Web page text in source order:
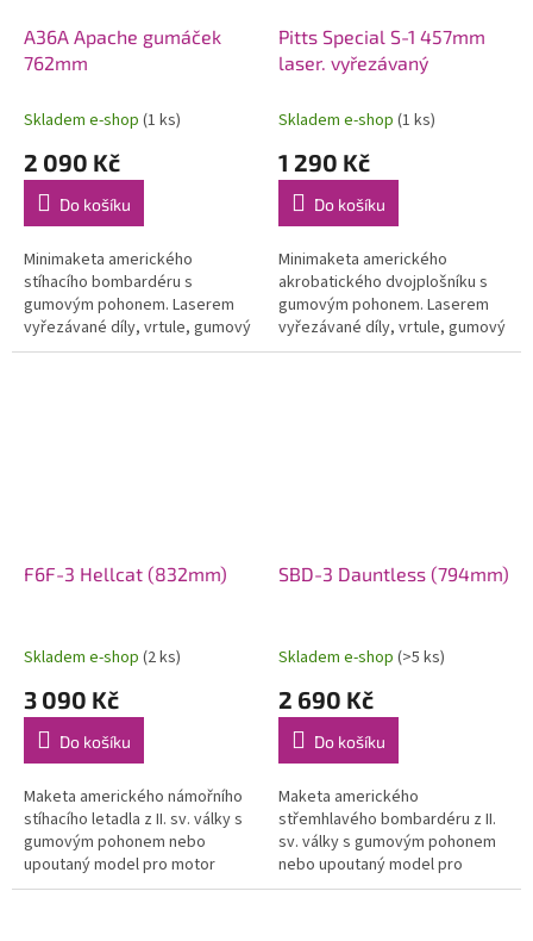
A36A Apache gumáček
762mm
Skladem e-shop (1 ks)
2 090 Kč
Do košíku
Minimaketa amerického
stíhacího bombardéru s
gumovým pohonem. Laserem
vyřezávané díly, vrtule, gumový
svazek a potah. materiál.
Pitts Special S-1 457mm
laser. vyřezávaný
Skladem e-shop (1 ks)
1 290 Kč
Do košíku
Minimaketa amerického
akrobatického dvojplošníku s
gumovým pohonem. Laserem
vyřezávané díly, vrtule, gumový
svazek a potah. materiál.
F6F-3 Hellcat (832mm)
Skladem e-shop (2 ks)
3 090 Kč
Do košíku
Maketa amerického námořního
stíhacího letadla z II. sv. války s
gumovým pohonem nebo
upoutaný model pro motor
1,5ccm. Vysekávané díly.
SBD-3 Dauntless (794mm)
Skladem e-shop (>5 ks)
2 690 Kč
Do košíku
Maketa amerického
střemhlavého bombardéru z II.
sv. války s gumovým pohonem
nebo upoutaný model pro
motor 1,5ccm. Vysekávané díly.